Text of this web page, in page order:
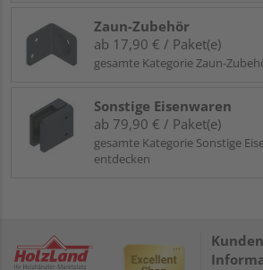
Zaun-Zubehör
ab 17,90 € / Paket(e)
gesamte Kategorie Zaun-
Sonstige Eisenwaren
ab 79,90 € / Paket(e)
gesamte Kategorie Sonstige
entdecken